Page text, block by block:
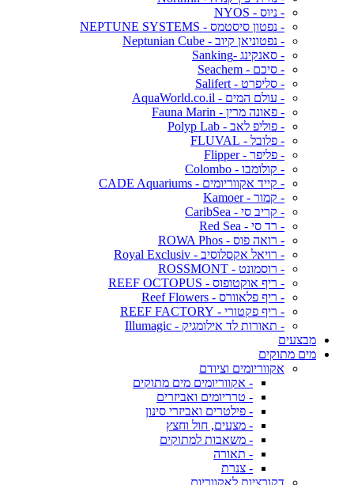
- ניוס - NYOS
- נפטון סיסטמס - NEPTUNE SYSTEMS
- נפטוניאן קיוב - Neptunian Cube
- סאנקינג -Sanking
- סיכם - Seachem
- סליפרט - Salifert
- עולם המים - AquaWorld.co.il
- פאונה מרין - Fauna Marin
- פוליפ לאב - Polyp Lab
- פלובל - FLUVAL
- פליפר - Flipper
- קולומבו - Colombo
- קייד אקווריומים - CADE Aquariums
- קמור - Kamoer
- קריב סי - CaribSea
- רד סי - Red Sea
- רואה פוס - ROWA Phos
- רויאל אקסלוסיב - Royal Exclusiv
- רוסמונט - ROSSMONT
- ריף אוקטופוס - REEF OCTOPUS
- ריף פלאוורס - Reef Flowers
- ריף פקטורי - REEF FACTORY
- תאורות לד אילומגיק - Illumagic
מבצעים
מים מתוקים
אקווריומים וציודם
- אקווריומים מים מתוקים
- טרריומים ואביזרים
- פילטרים ואביזרי סינון
- מצעים, חול וחצץ
- משאבות למתוקים
- תאורה
- צנרת
דקורציות לאקווריום